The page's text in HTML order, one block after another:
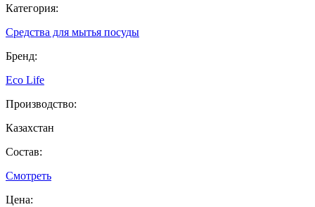
Категория:
Средства для мытья посуды
Бренд:
Eco Life
Производство:
Казахстан
Состав:
Смотреть
Цена: